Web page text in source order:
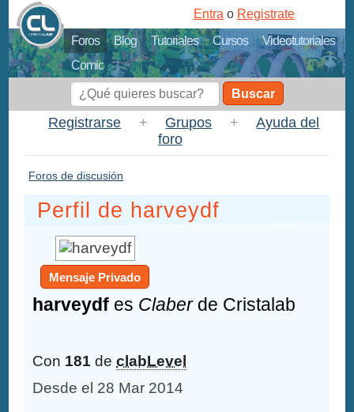
Foros Blog Tutoriales Cursos
Videotutoriales
Comic
Entra o Registrate
Buscar
Registrarse + Grupos +
Ayuda del
foro
Foros de discusión
Perfil de harveydf
Mensaje Privado
harveydf es Claberde Cristalab
Con 181 declabLevel
Desde el 28 Mar 2014